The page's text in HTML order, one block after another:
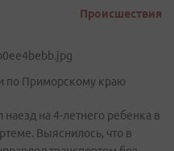
Происшествия
по Приморскому краю
на 4-летнего ребенка в
Выяснилось, что в